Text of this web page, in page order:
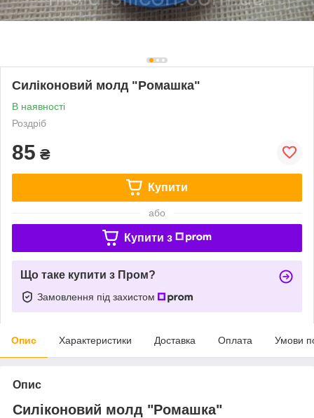
Силіконовий молд "Ромашка"
В наявності
Роздріб
85 ₴
Купити
або
Купити з
Що таке купити з Пром?
Замовлення під захистом
Опис Характеристики Доставка Оплата Умови
Опис
Силіконовий молд "Ромашка"